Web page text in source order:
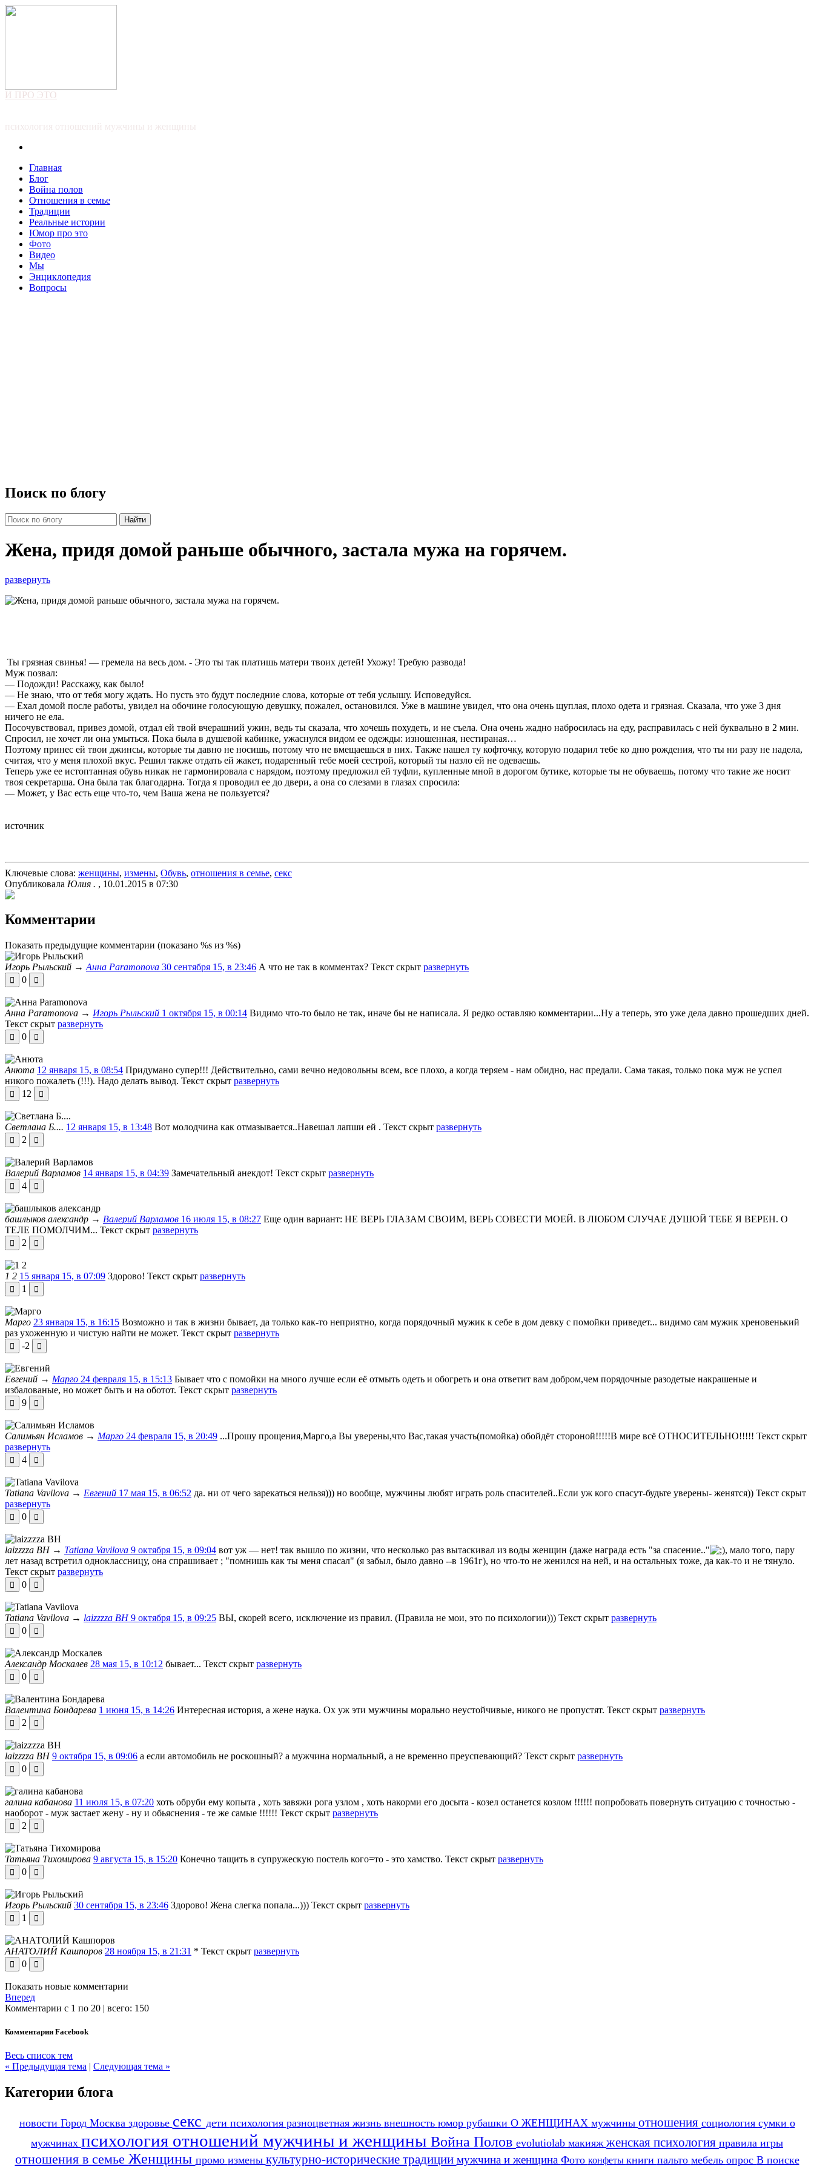
И ПРО ЭТО
психология отношений мужчины и женщины
Главная
Блог
Война полов
Отношения в семье
Традиции
Реальные истории
Юмор про это
Фото
Видео
Мы
Энциклопедия
Вопросы
Поиск по блогу
Жена, придя домой раньше обычного, застала мужа на горячем.
развернуть
Ты грязная свинья! — гремела на весь дом. - Это ты так платишь матери твоих детей! Ухожу! Требую развода!
Муж позвал:
— Подожди! Расскажу, как было!
— Не знаю, что от тебя могу ждать. Но пусть это будут последние слова, которые от тебя услышу. Исповедуйся.
— Ехал домой после работы, увидел на обочине голосующую девушку, пожалел, остановился. Уже в машине увидел, что она очень щуплая, плохо одета и грязная. Сказала, что уже 3 дня
ничего не ела.
Посочувствовал, привез домой, отдал ей твой вчерашний ужин, ведь ты сказала, что хочешь похудеть, и не съела. Она очень жадно набросилась на еду, расправилась с ней буквально в 2 мин.
Спросил, не хочет ли она умыться. Пока была в душевой кабинке, ужаснулся видом ее одежды: изношенная, нестираная…
Поэтому принес ей твои джинсы, которые ты давно не носишь, потому что не вмещаешься в них. Также нашел ту кофточку, которую подарил тебе ко дню рождения, что ты ни разу не надела,
считая, что у меня плохой вкус. Решил также отдать ей жакет, подаренный тебе моей сестрой, который ты назло ей не одеваешь.
Теперь уже ее истоптанная обувь никак не гармонировала с нарядом, поэтому предложил ей туфли, купленные мной в дорогом бутике, которые ты не обуваешь, потому что такие же носит
твоя секретарша. Она была так благодарна. Тогда я проводил ее до двери, а она со слезами в глазах спросила:
— Может, у Вас есть еще что-то, чем Ваша жена не пользуется?
источник
Ключевые слова: женщины, измены, Обувь, отношения в семье, секс
Опубликовала Юлия . , 10.01.2015 в 07:30
Комментарии
Показать предыдущие комментарии (показано %s из %s)
Игорь Рыльский → Анна Paramonova 30 сентября 15, в 23:46 А что не так в комментах? Текст скрыт развернуть
0
Анна Paramonova → Игорь Рыльский 1 октября 15, в 00:14 Видимо что-то было не так, иначе бы не написала. Я редко оставляю комментарии...Ну а теперь, это уже дела давно прошедших дней.
Текст скрыт развернуть
0
Анюта 12 января 15, в 08:54 Придумано супер!!! Действительно, сами вечно недовольны всем, все плохо, а когда теряем - нам обидно, нас предали. Сама такая, только пока муж не успел
никого пожалеть (!!!). Надо делать вывод. Текст скрыт развернуть
12
Светлана Б.... 12 января 15, в 13:48 Вот молодчина как отмазывается..Навешал лапши ей . Текст скрыт развернуть
2
Валерий Варламов 14 января 15, в 04:39 Замечательный анекдот! Текст скрыт развернуть
4
башлыков александр → Валерий Варламов 16 июля 15, в 08:27 Еще один вариант: НЕ ВЕРЬ ГЛАЗАМ СВОИМ, ВЕРЬ СОВЕСТИ МОЕЙ. В ЛЮБОМ СЛУЧАЕ ДУШОЙ ТЕБЕ Я ВЕРЕН. О
ТЕЛЕ ПОМОЛЧИМ... Текст скрыт развернуть
2
1 2 15 января 15, в 07:09 Здорово! Текст скрыт развернуть
1
Марго 23 января 15, в 16:15 Возможно и так в жизни бывает, да только как-то неприятно, когда порядочный мужик к себе в дом девку с помойки приведет... видимо сам мужик хреновенький
раз ухоженную и чистую найти не может. Текст скрыт развернуть
-2
Евгений → Марго 24 февраля 15, в 15:13 Бывает что с помойки на много лучше если её отмыть одеть и обогреть и она ответит вам добром,чем порядочные разодетые накрашеные и
избалованые, но может быть и на оботот. Текст скрыт развернуть
9
Салимьян Исламов → Марго 24 февраля 15, в 20:49 ...Прошу прощения,Марго,а Вы уверены,что Вас,такая участь(помойка) обойдёт стороной!!!!!В мире всё ОТНОСИТЕЛЬНО!!!!! Текст скрыт
развернуть
4
Tatiana Vavilova → Евгений 17 мая 15, в 06:52 да. ни от чего зарекаться нельзя))) но вообще, мужчины любят играть роль спасителей..Если уж кого спасут-будьте уверены- женятся)) Текст скрыт
развернуть
0
laizzzza ВН→ Tatiana Vavilova 9 октября 15, в 09:04 вот уж — нет! так вышло по жизни, что несколько раз вытаскивал из воды женщин (даже награда есть "за спасение.."
, мало того, пару
лет назад встретил одноклассницу, она спрашивает ; "помнишь как ты меня спасал" (я забыл, было давно --в 1961г), но что-то не женился на ней, и на остальных тоже, да как-то и не тянуло.
Текст скрыт развернуть
0
Tatiana Vavilova → laizzzza ВН 9 октября 15, в 09:25 ВЫ, скорей всего, исключение из правил. (Правила не мои, это по психологии))) Текст скрыт развернуть
0
Александр Москалев 28 мая 15, в 10:12 бывает... Текст скрыт развернуть
0
Валентина Бондарева 1 июня 15, в 14:26 Интересная история, а жене наука. Ох уж эти мужчины морально неустойчивые, никого не пропустят. Текст скрыт развернуть
2
laizzzza ВН 9 октября 15, в 09:06 а если автомобиль не роскошный? а мужчина нормальный, а не временно преуспевающий? Текст скрыт развернуть
0
галина кабанова 11 июля 15, в 07:20 хоть обруби ему копыта , хоть завяжи рога узлом , хоть накорми его досыта - козел останется козлом !!!!!! попробовать повернуть ситуацию с точностью -
наоборот - муж застает жену - ну и обьяснения - те же самые !!!!!! Текст скрыт развернуть
2
Татьяна Тихомирова 9 августа 15, в 15:20 Конечно тащить в супружескую постель кого=то - это хамство. Текст скрыт развернуть
0
Игорь Рыльский 30 сентября 15, в 23:46 Здорово! Жена слегка попала...))) Текст скрыт развернуть
1
АНАТОЛИЙ Кашпоров 28 ноября 15, в 21:31 * Текст скрыт развернуть
0
Показать новые комментарии
Вперед
Комментарии с 1 по 20 | всего: 150
Комментарии Facebook
Весь список тем
« Предыдущая тема | Следующая тема »
Категории блога
новости Город Москва здоровье секс дети психология разноцветная жизнь внешность юмор рубашки О ЖЕНЩИНАХ мужчины отношения социология сумки о
мужчинах психология отношений мужчины и женщины Война Полов evolutiolab макияж женская психология правила игры
отношения в семье Женщины промо измены культурно-исторические традиции мужчина и женщина Фото конфеты книги пальто мебель опрос В поиске